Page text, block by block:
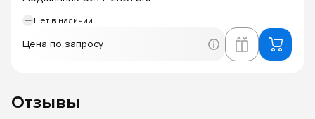
Нет в наличии
Цена по запросу
Отзывы